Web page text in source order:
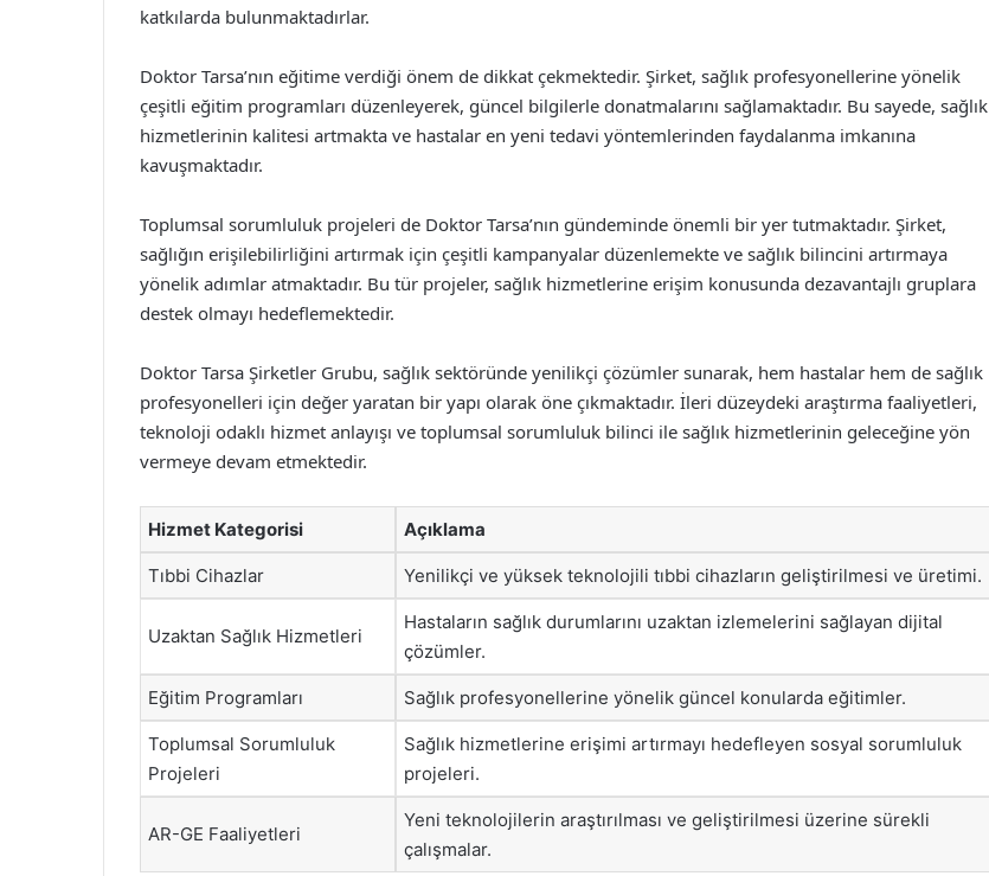
katkılarda bulunmaktadırlar.
Doktor Tarsa’nın eğitime verdiği önem de dikkat çekmektedir. Şirket, sağlık profesyonellerine yönelik
çeşitli eğitim programları düzenleyerek, güncel bilgilerle donatmalarını sağlamaktadır. Bu sayede, sağlık
hizmetlerinin kalitesi artmakta ve hastalar en yeni tedavi yöntemlerinden faydalanma imkanına
kavuşmaktadır.
Toplumsal sorumluluk projeleri de Doktor Tarsa’nın gündeminde önemli bir yer tutmaktadır. Şirket,
sağlığın erişilebilirliğini artırmak için çeşitli kampanyalar düzenlemekte ve sağlık bilincini artırmaya
yönelik adımlar atmaktadır. Bu tür projeler, sağlık hizmetlerine erişim konusunda dezavantajlı gruplara
destek olmayı hedeflemektedir.
Doktor Tarsa Şirketler Grubu, sağlık sektöründe yenilikçi çözümler sunarak, hem hastalar hem de sağlık
profesyonelleri için değer yaratan bir yapı olarak öne çıkmaktadır. İleri düzeydeki araştırma faaliyetleri,
teknoloji odaklı hizmet anlayışı ve toplumsal sorumluluk bilinci ile sağlık hizmetlerinin geleceğine yön
vermeye devam etmektedir.
Hizmet Kategorisi Açıklama
Tıbbi Cihazlar Yenilikçi ve yüksek teknolojili tıbbi cihazların geliştirilmesi ve üretimi.
Uzaktan Sağlık Hizmetleri
Hastaların sağlık durumlarını uzaktan izlemelerini sağlayan dijital
çözümler.
Eğitim Programları Sağlık profesyonellerine yönelik güncel konularda eğitimler.
Toplumsal Sorumluluk
Projeleri
Sağlık hizmetlerine erişimi artırmayı hedefleyen sosyal sorumluluk
projeleri.
AR-GE Faaliyetleri
Yeni teknolojilerin araştırılması ve geliştirilmesi üzerine sürekli
çalışmalar.